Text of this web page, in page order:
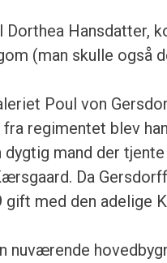
Hansdatter,
(man skulle også
Poul von
regimentet blev
dygtig mand der
Da
med den adelige
nuværende